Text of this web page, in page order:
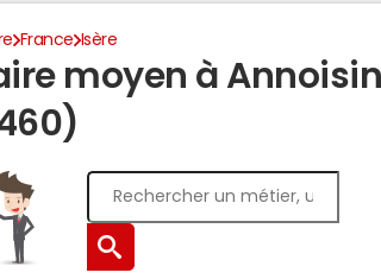
France Isère
moyen à